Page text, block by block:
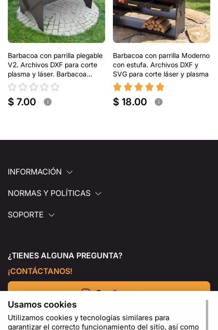
Barbacoa con parrilla plegable
V2. Archivos DXF para corte
plasma y láser. Barbacoa
portátil
$ 7.00 i
Barbacoa con parrilla Moderno
con estufa. Archivos DXF y
SVG para corte láser y plasma
$ 18.00 i
INFORMACIÓN
NORMAS Y POLÍTICAS
SOPORTE
¿TIENES ALGUNA PREGUNTA?
¡CONTÁCTANOS!
Escríbenos
Usamos cookies
Utilizamos cookies y tecnologías similares para
garantizar el correcto funcionamiento del sitio, así como